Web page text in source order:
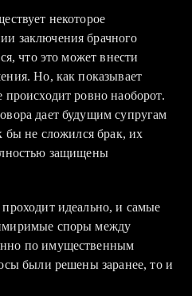
некоторое
заключения брачного
что это может внести
Но, как показывает
происходит ровно наоборот.
дает будущим супругам
бы не сложился брак, их
защищены
идеально, и самые
споры между
по имущественным
были решены заранее, то и